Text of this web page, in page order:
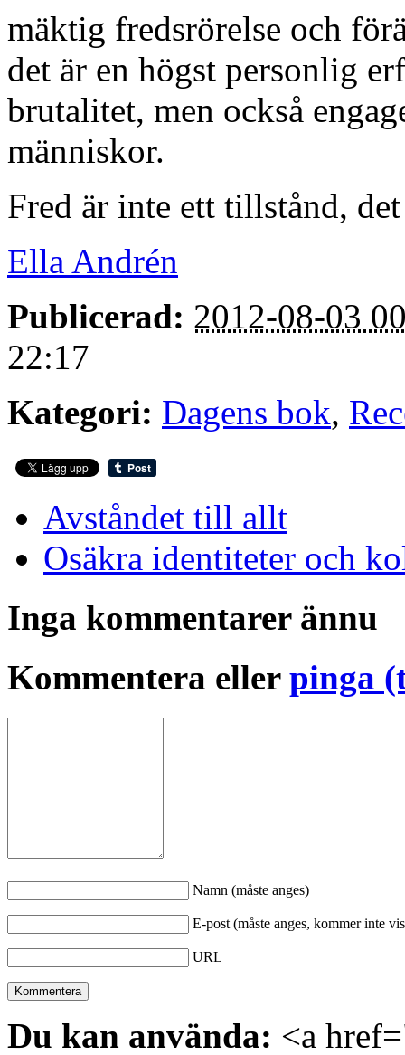
mäktig fredsrörelse och
det är en högst personlig
brutalitet, men också
människor.
Fred är inte ett tillstånd,
Ella Andrén
Publicerad: 2012-08-03
22:17
Kategori: Dagens bok,
Avståndet till allt
Osäkra identiteter och
Inga kommentarer ännu
Kommentera eller pinga
Namn (måste anges)
E-post (måste anges, kommer inte
URL
Du kan använda: <a